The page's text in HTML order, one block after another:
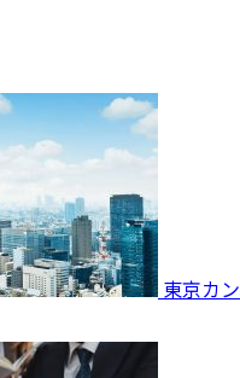
東京カン